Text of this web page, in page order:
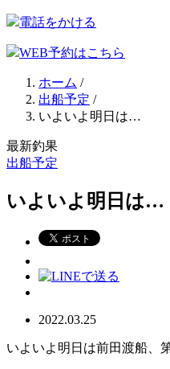
電話をかける
WEB予約はこちら
ホーム /
出船予定 /
いよいよ明日は…
最新釣果
出船予定
いよいよ明日は…
2022.03.25
いよいよ明日は前田渡船、